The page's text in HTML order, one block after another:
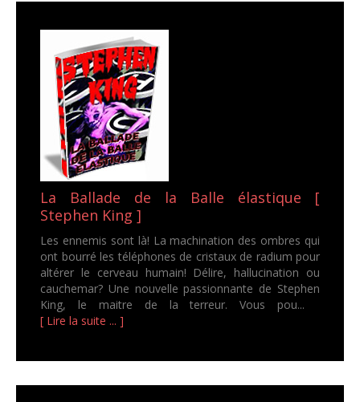
La Ballade de la Balle élastique [
Stephen King ]
Les ennemis sont là! La machination des ombres qui
ont bourré les téléphones de cristaux de radium pour
altérer le cerveau humain! Délire, hallucination ou
cauchemar? Une nouvelle passionnante de Stephen
King, le maitre de la terreur. Vous pou...
[ Lire la suite ... ]